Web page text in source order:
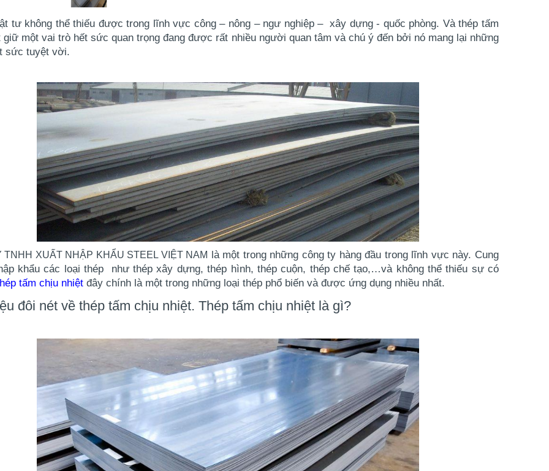
tư không thể thiếu được trong lĩnh vực công – nông – ngư nghiệp – xây dựng - quốc phòng. Vàthép tấm
giữ một vai trò hết sức quan trọng đang được rất nhiều người quan tâm và chú ý đến bởi nó mang lại những
sức tuyệt vời.
TNHH XUẤT NHẬP KHẨU STEEL VIỆT NAM là một trong những công ty hàng đầu trong lĩnh vực này. Cung
khẩu các loại thép như thép xây dựng, thép hình, thép cuộn, thép chế tạo,…và không thể thiếu sự có
tấm chịu nhiệt đây chính là một trong những loại thép phổ biến và được ứng dụng nhiều nhất.
đôi nét về thép tấm chịu nhiệt. Thép tấm chịu nhiệt là gì?